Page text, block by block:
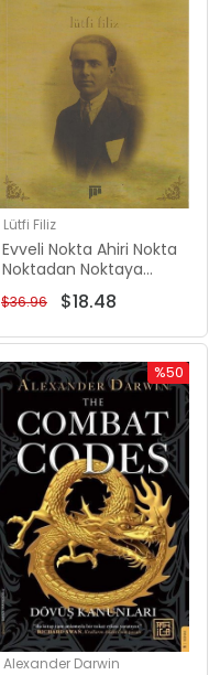
Lütfi Filiz
Evveli Nokta Ahiri Nokta
Noktadan Noktaya
Ömr ü Hayatım
$18.48
$36.96
Alexander Darwin
%50
Rabatt